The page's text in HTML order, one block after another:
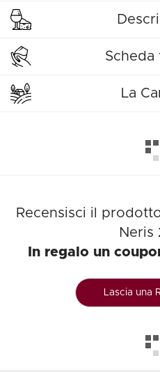
Scheda
La
Recensisci il
Neris
In regalo un
Lascia una